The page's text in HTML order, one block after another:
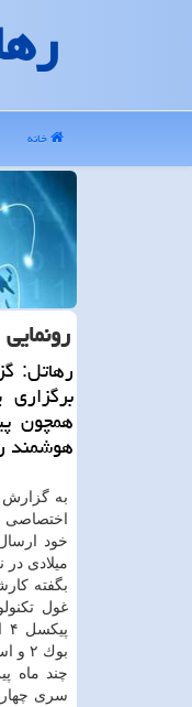
خانه
رونمایی از
رهاتل:
هوشمند
به گزارش
اختصاصی
میلادی در
بگفته
غول
بوك ۲ و اسپیكرهای هوشمند رونمایی و پرده برداری كند.
چند ماه
سری